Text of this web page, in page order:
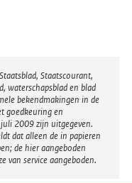
Staatscourant,
waterschapsblad en blad
bekendmakingen in de
goedkeuring en
2009 zijn uitgegeven.
dat alleen de in papieren
de hier aangeboden
van service aangeboden.